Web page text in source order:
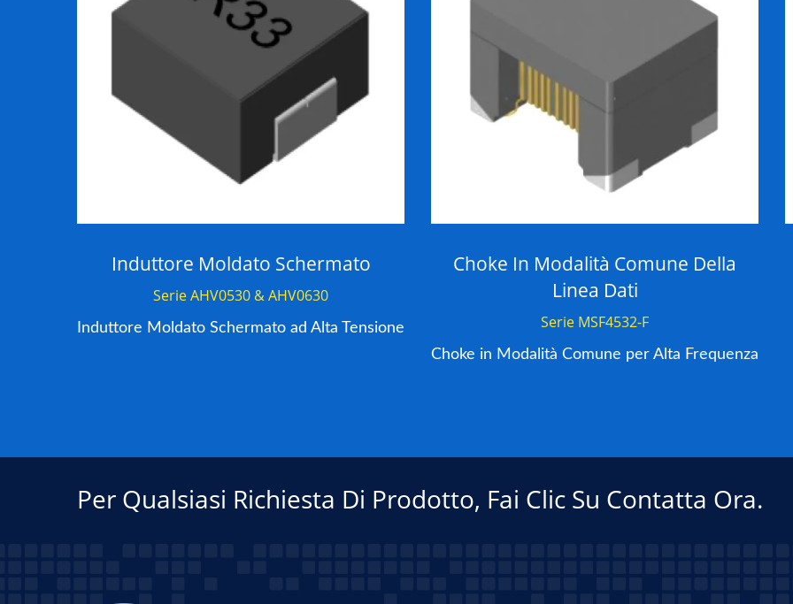
Induttore Moldato Schermato
Serie AHV0530 & AHV0630
Induttore Moldato Schermato ad Alta Tensione
Choke In Modalità Comune Della
Linea Dati
Serie MSF4532-F
Choke in Modalità Comune per Alta Frequenza
Per Qualsiasi Richiesta Di Prodotto, Fai Clic Su Contatta Ora.